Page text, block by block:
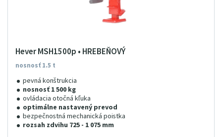
Hever MSH1500p • HREBEŇOVÝ
nosnosť 1.5 t
pevná konštrukcia
nosnosť 1 500 kg
ovládacia otočná kľuka
optimálne nastavený prevod
bezpečnostná mechanická poistka
rozsah zdvihu 725 - 1 075 mm